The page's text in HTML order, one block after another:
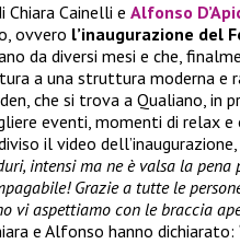
Cainelli e Alfonso
ovvero l’inaugurazione del
da diversi mesi e che,
a una struttura moderna e
che si trova a Qualiano, in
eventi, momenti di relax e
il video
intensi ma ne è valsa la
Grazie a tutte le
vi aspettiamo con le braccia
e Alfonso hanno dichiarato: